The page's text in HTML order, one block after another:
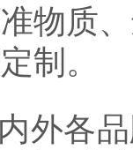
物质
制。
外各